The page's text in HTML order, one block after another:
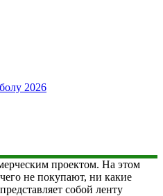
2026
проектом. На этом
не покупают, ни какие
собой ленту